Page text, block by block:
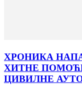
ХРОНИКА
ХИТНЕ
ЦИВИЛНЕ